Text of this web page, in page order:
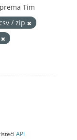
Tim
/ zip
API